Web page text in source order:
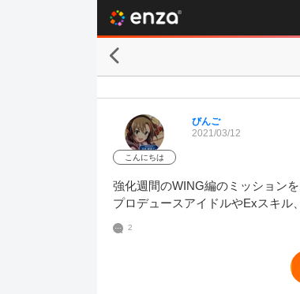
こんにちは
びんご
2021/03/12
強化週間のWING編のミッション
プロデュースアイドルやExスキル
2